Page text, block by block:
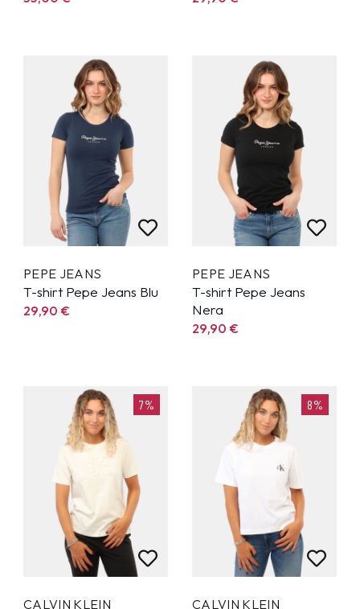
PEPE JEANS
T-shirt Pepe Jeans Blu
29,90€
PEPE JEANS
T-shirt Pepe Jeans
Nera
29,90€
7%
CALVIN KLEIN
8%
CALVIN KLEIN